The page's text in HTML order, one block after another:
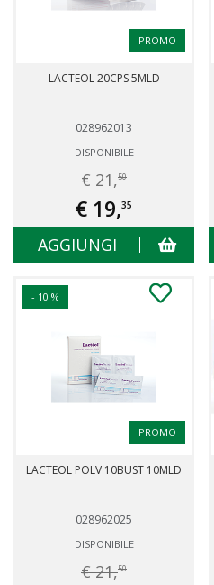
PROMO
LACTEOL 20CPS 5MLD
028962013
DISPONIBILE
€ 21,50
€ 19,35
AGGIUNGI
- 10 %
PROMO
LACTEOL POLV 10BUST 10MLD
028962025
DISPONIBILE
€ 21,50